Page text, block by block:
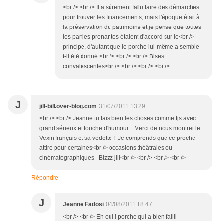
<br /> <br /> Il a sûrement fallu faire des démarches
pour trouver les financements, mais l'époque était à
la préservation du patrimoine et je pense que toutes
les parties prenantes étaient d'accord sur le<br />
principe, d'autant que le porche lui-même a semble-
t-il été donné.<br /> <br /> <br /> Bises
convalescentes<br /> <br /> <br /> <br />
J jill-bill.over-blog.com 31/07/2011 13:29
<br /> <br /> Jeanne tu fais bien les choses comme tjs avec
grand sérieux et touche d'humour... Merci de nous montrer le
Vexin français et sa vedette ! Je comprends que ce proche
attire pour certaines<br /> occasions théâtrales ou
cinématographiques Bizzz jill<br /> <br /> <br /> <br />
Répondre
J Jeanne Fadosi 04/08/2011 18:47
<br /> <br /> Eh oui ! porche qui a bien failli